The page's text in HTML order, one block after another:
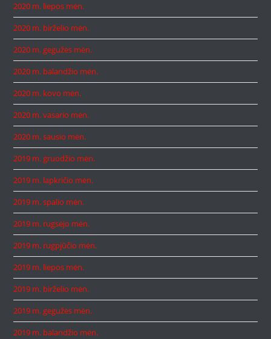
2020 m. liepos mėn.
2020 m. birželio mėn.
2020 m. gegužės mėn.
2020 m. balandžio mėn.
2020 m. kovo mėn.
2020 m. vasario mėn.
2020 m. sausio mėn.
2019 m. gruodžio mėn.
2019 m. lapkričio mėn.
2019 m. spalio mėn.
2019 m. rugsėjo mėn.
2019 m. rugpjūčio mėn.
2019 m. liepos mėn.
2019 m. birželio mėn.
2019 m. gegužės mėn.
2019 m. balandžio mėn.